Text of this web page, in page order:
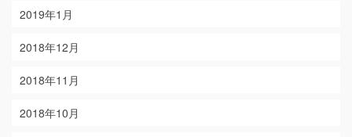
2019年1月
2018年12月
2018年11月
2018年10月